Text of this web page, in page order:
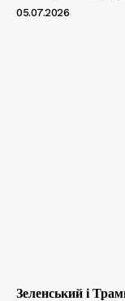
05.07.2026
Зеленський і